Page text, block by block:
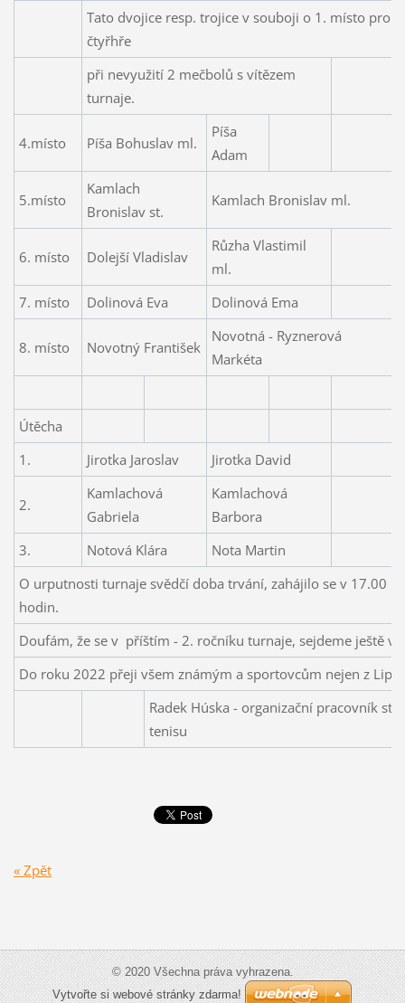
Tato dvojice resp. trojice v souboji o 1. místo
čtyřhře
při nevyužití 2 mečbolů s vítězem
turnaje.
4.místo Píša Bohuslav ml.
Píša
Adam
5.místo
Kamlach
Bronislav st.
Kamlach Bronislav ml.
6. místo Dolejší Vladislav
Růzha Vlastimil
ml.
7. místo
Dolinová Eva Dolinová Ema
8. místo Novotný František
Novotná - Ryznerová
Markéta
Útěcha
1.
Jirotka Jaroslav Jirotka David
2.
Kamlachová
Gabriela
Kamlachová
Barbora
3.
Notová Klára
Nota Martin
O urputnosti turnaje svědčí doba trvání, zahájilo se v 17.00
hodin.
Doufám, že se v příštím - 2. ročníku turnaje, sejdeme ještě
Do roku 2022 přeji všem známým a sportovcům nejen z
Radek Húska - organizační pracovník
tenisu
« Zpět
© 2020 Všechna práva vyhrazena.
Vytvořte si webové stránky zdarma!